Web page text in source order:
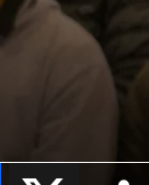
X
Facebook